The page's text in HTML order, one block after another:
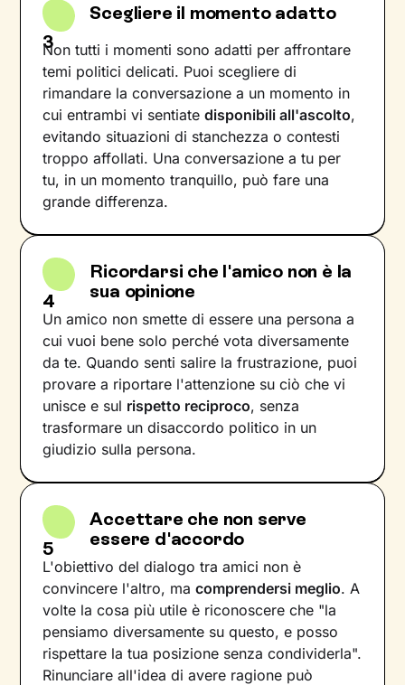
3
Scegliere il momento adatto
Non tutti i momenti sono adatti per affrontare
temi politici delicati. Puoi scegliere di
rimandare la conversazione a un momento in
cui entrambi vi sentiatedisponibili all'ascolto,
evitando situazioni di stanchezza o contesti
troppo affollati. Una conversazione a tu per
tu, in un momento tranquillo, può fare una
grande differenza.
4
Ricordarsi che l'amico non è la
sua opinione
Un amico non smette di essere una persona a
cui vuoi bene solo perché vota diversamente
da te. Quando senti salire la frustrazione, puoi
provare a riportare l'attenzione su ciò che vi
unisce e sul rispetto reciproco, senza
trasformare un disaccordo politico in un
giudizio sulla persona.
5
Accettare che non serve
essere d'accordo
L'obiettivo del dialogo tra amici non è
convincere l'altro, macomprendersi meglio. A
volte la cosa più utile è riconoscere che "la
pensiamo diversamente su questo, e posso
rispettare la tua posizione senza condividerla".
Rinunciare all'idea di avere ragione può